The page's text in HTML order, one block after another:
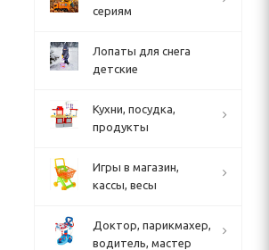
сериям
Лопаты для снега
детские
Кухни, посудка,
продукты
Игры в магазин,
кассы, весы
Доктор, парикмахер,
водитель, мастер